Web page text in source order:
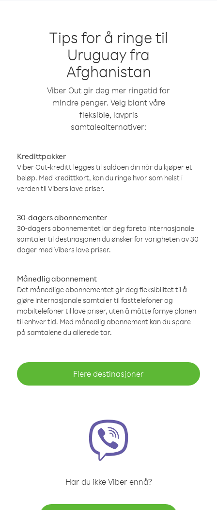
Tips for å ringe til
Uruguay fra
Afghanistan
Viber Out gir deg mer ringetid for
mindre penger. Velg blant våre
fleksible, lavpris
samtalealternativer:
Kredittpakker
Viber Out-kreditt legges til saldoen din når du kjøper et
beløp. Med kredittkort, kan du ringe hvor som helst i
verden til Vibers lave priser.
30-dagers abonnementer
30-dagers abonnementet lar deg foreta internasjonale
samtaler til destinasjonen du ønsker for varigheten av 30
dager med Vibers lave priser.
Månedlig abonnement
Det månedlige abonnementet gir deg fleksibilitet til å
gjøre internasjonale samtaler til fasttelefoner og
mobiltelefoner til lave priser, uten å måtte fornye planen
til enhver tid. Med månedlig abonnement kan du spare
på samtalene du allerede tar.
Flere destinasjoner
Har du ikke Viber ennå?